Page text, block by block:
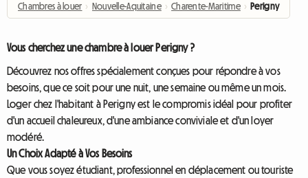
Chambres à louer › Nouvelle-Aquitaine › Charente-Maritime › Perigny
Vous cherchez une chambre à louer Perigny ?
Découvrez nos offres spécialement conçues pour répondre à vos
besoins, que ce soit pour une nuit, une semaine ou même un mois.
Loger chez l'habitant à Perigny est le compromis idéal pour profiter
d'un accueil chaleureux, d'une ambiance conviviale et d'un loyer
modéré.
Un Choix Adapté à Vos Besoins
Que vous soyez étudiant, professionnel en déplacement ou touriste